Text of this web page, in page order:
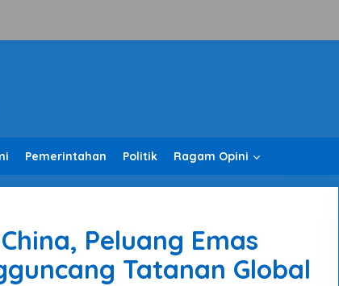
Pemerintahan Politik Ragam Opini
Peluang Emas
Tatanan Global